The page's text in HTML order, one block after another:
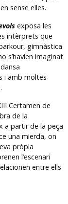
sense elles.
exposa les
intèrprets que
gimnàstica
s’havien imaginat
i amb moltes
Certamen de
de la
a partir de la peça
una mierda, on
pròpia
l’escenari
entre ells